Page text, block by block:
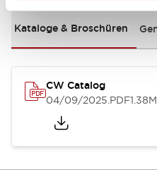
Kataloge & Broschüren
CW Catalog
04/09/2025.PDF